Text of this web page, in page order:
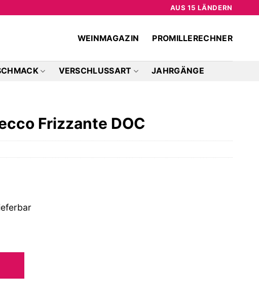
AUS 15 LÄNDERN
WEINMAGAZIN PROMILLERECHNER
VERSCHLUSSART JAHRGÄNGE
Frizzante DOC